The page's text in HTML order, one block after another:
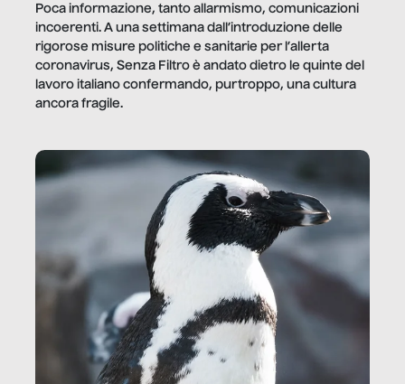
Poca informazione, tanto allarmismo, comunicazioni
incoerenti. A una settimana dall’introduzione delle
rigorose misure politiche e sanitarie per l’allerta
coronavirus, Senza Filtro è andato dietro le quinte del
lavoro italiano confermando, purtroppo, una cultura
ancora fragile.